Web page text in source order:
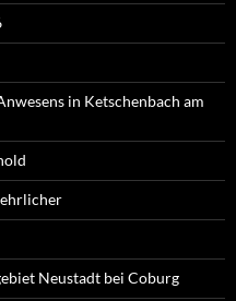
in Ketschenbach am
Neustadt bei Coburg